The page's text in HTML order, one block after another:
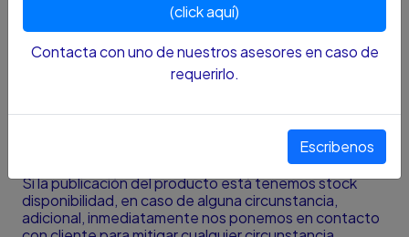
Cabezal pequeño con forma de cilindro alargado para
un tallado minucioso en materiales como la madera.
El color y el tamaño presentado en la fotografía
es una aproximación al color y tamaño real y puede
está viendo el producto.
¿HAY DISPONIBILIDAD DEL PRODUCTO?
Si la publicación del producto está tenemos stock
disponibilidad, en caso de alguna circunstancia,
adicional, inmediatamente nos ponemos en contacto
(click aquí)
Contacta con uno de nuestros asesores en caso de
requerirlo.
Escribenos